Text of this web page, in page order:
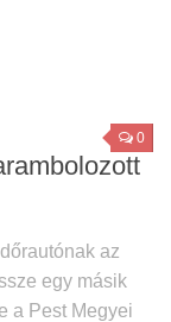
0
az
egy másik
a Pest Megyei